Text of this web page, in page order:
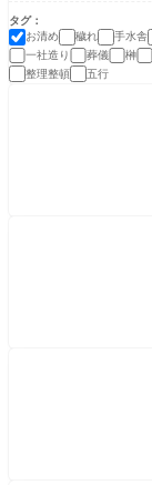
タグ
お清め
穢れ 手水舎
一社造り
葬儀 榊
整理整頓
五行
日本の文化